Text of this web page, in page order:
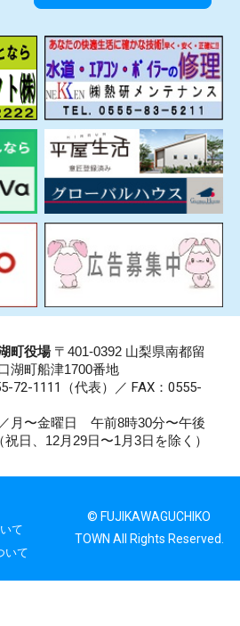
町役場〒401-0392 山梨県南都留
湖町船津1700番地
72-1111 （代表）／ FAX：0555-
月〜金曜日 午前8時30分〜午後
祝日、12月29日〜1月3日を除く）
て
いて
© FUJIKAWAGUCHIKO
TOWN All Rights Reserved.